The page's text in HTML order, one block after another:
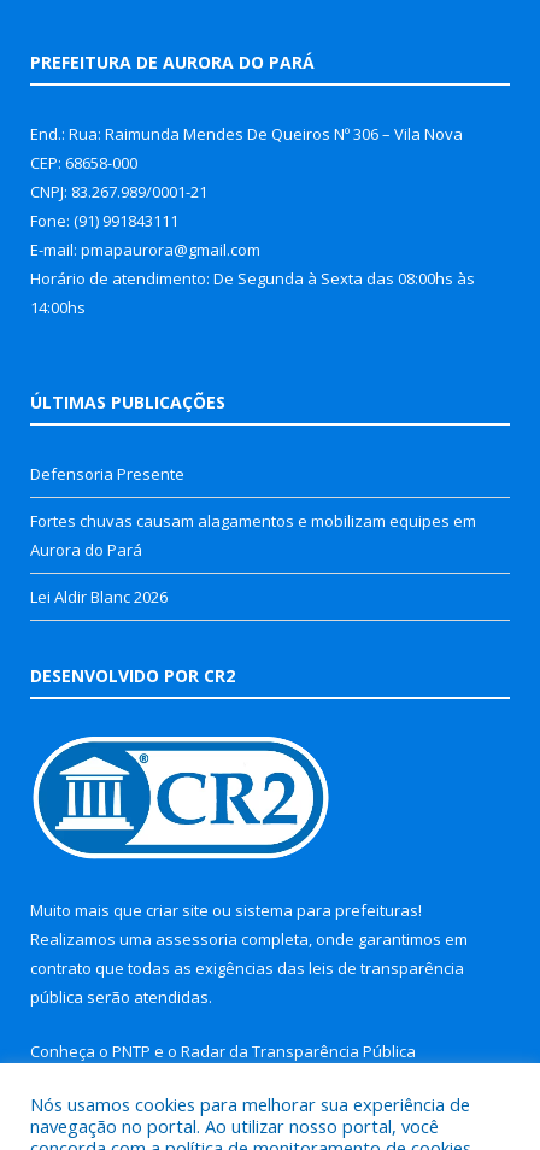
PREFEITURA DE AURORA DO PARÁ
End.: Rua: Raimunda Mendes De Queiros Nº 306 – Vila Nova
CEP: 68658-000
CNPJ: 83.267.989/0001-21
Fone: (91) 991843111
E-mail: pmapaurora@gmail.com
Horário de atendimento: De Segunda à Sexta das 08:00hs às
14:00hs
ÚLTIMAS PUBLICAÇÕES
Defensoria Presente
Fortes chuvas causam alagamentos e mobilizam equipes em
Aurora do Pará
Lei Aldir Blanc 2026
DESENVOLVIDO POR CR2
Muito mais que criar site ou sistema para prefeituras!
Realizamos uma assessoria completa, onde garantimos em
contrato que todas as exigências das leis de transparência
pública serão atendidas.
Conheça o PNTP e o Radar da Transparência Pública
Nós usamos cookies para melhorar sua experiência de
navegação no portal. Ao utilizar nosso portal, você